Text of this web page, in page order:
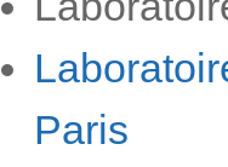
Paris